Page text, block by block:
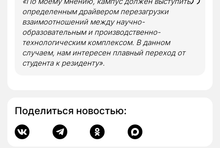
определенным драйвером перезагрузки
взаимоотношений между научно-
образовательным и производственно-
технологическим комплексом. В данном
случаем, нам интересен плавный переход от
студента к резиденту».
Поделиться новостью: